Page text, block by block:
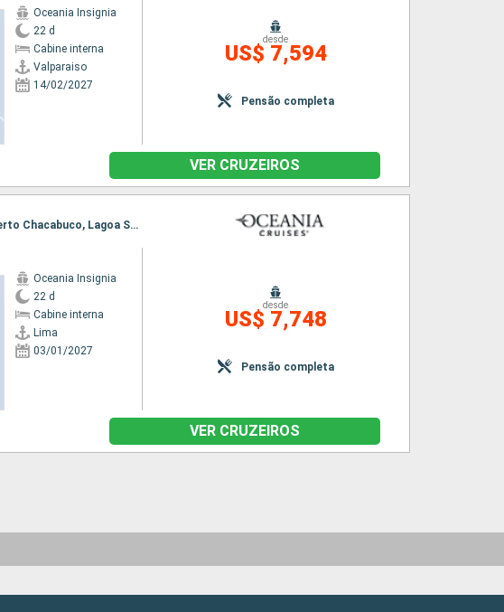
Oceania Insignia
22 d
Cabine interna
Valparaiso
14/02/2027
desde
US$ 7,594
Pensão completa
VER CRUZEIROS
Itinerário : Lima, Pisco, Coquimbo, Santiago do Chile, Puerto Montt, Puerto Chacabuco, Lagoa San Rafael, Punta Arenas, Ushuaia, Puerto Argentino, Porto Madryn, Punta del Este, Buenos Aires
Oceania Insignia
22 d
Cabine interna
Lima
03/01/2027
desde
US$ 7,748
Pensão completa
VER CRUZEIROS